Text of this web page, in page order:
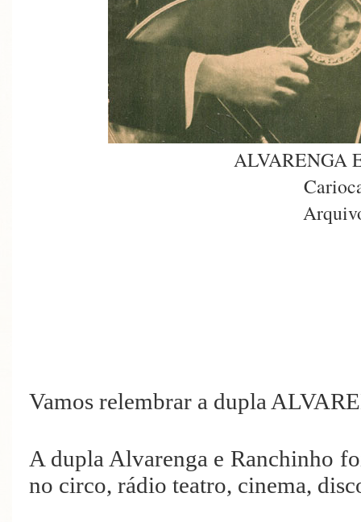
ALVARENGA
Vamos relembrar a dupla
A dupla Alvarenga e Ranchinho
no circo, rádio teatro, cinema,